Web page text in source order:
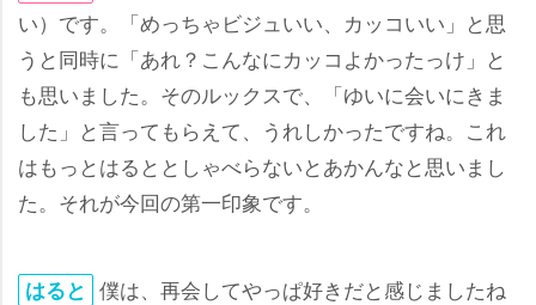
い）です。「めっちゃビジュいい、カッコいい」と思
うと同時に「あれ？こんなにカッコよかったっけ」と
も思いました。そのルックスで、「ゆいに会いにきま
した」と言ってもらえて、うれしかったですね。これ
はもっとはるととしゃべらないとあかんなと思いまし
た。それが今回の第一印象です。
はると 僕は、再会してやっぱ好きだと感じましたね